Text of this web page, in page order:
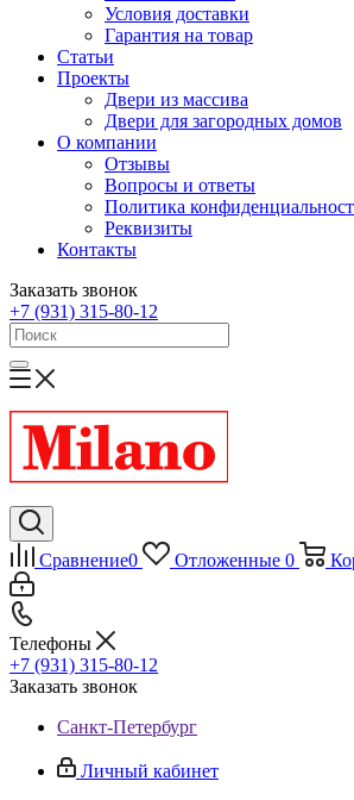
Условия доставки
Гарантия на товар
Статьи
Проекты
Двери из массива
Двери для загородных домов
О компании
Отзывы
Вопросы и ответы
Политика
Реквизиты
Контакты
Заказать звонок
+7 (931) 315-80-12
Сравнение0 Отложенные 0
Телефоны
+7 (931) 315-80-12
Заказать звонок
Санкт-Петербург
Личный кабинет